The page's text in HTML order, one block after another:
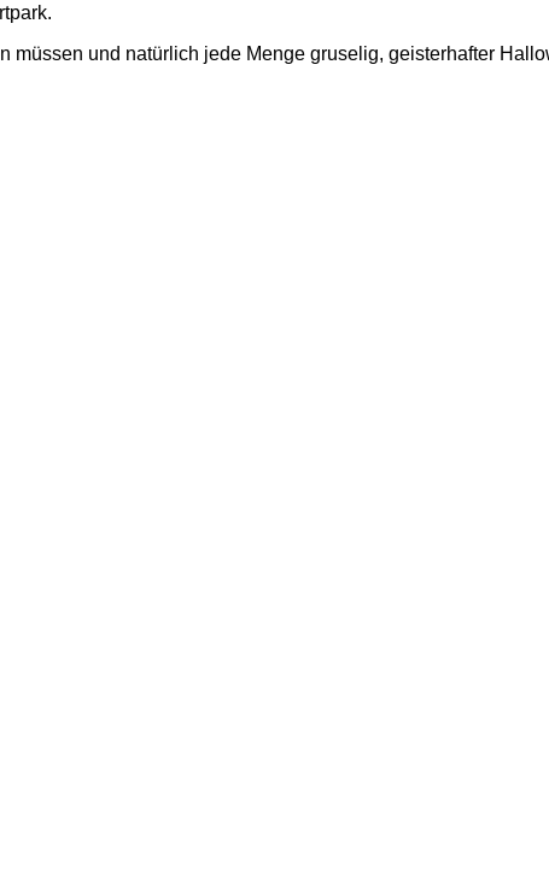
müssen und natürlich jede Menge gruselig, geisterhafter